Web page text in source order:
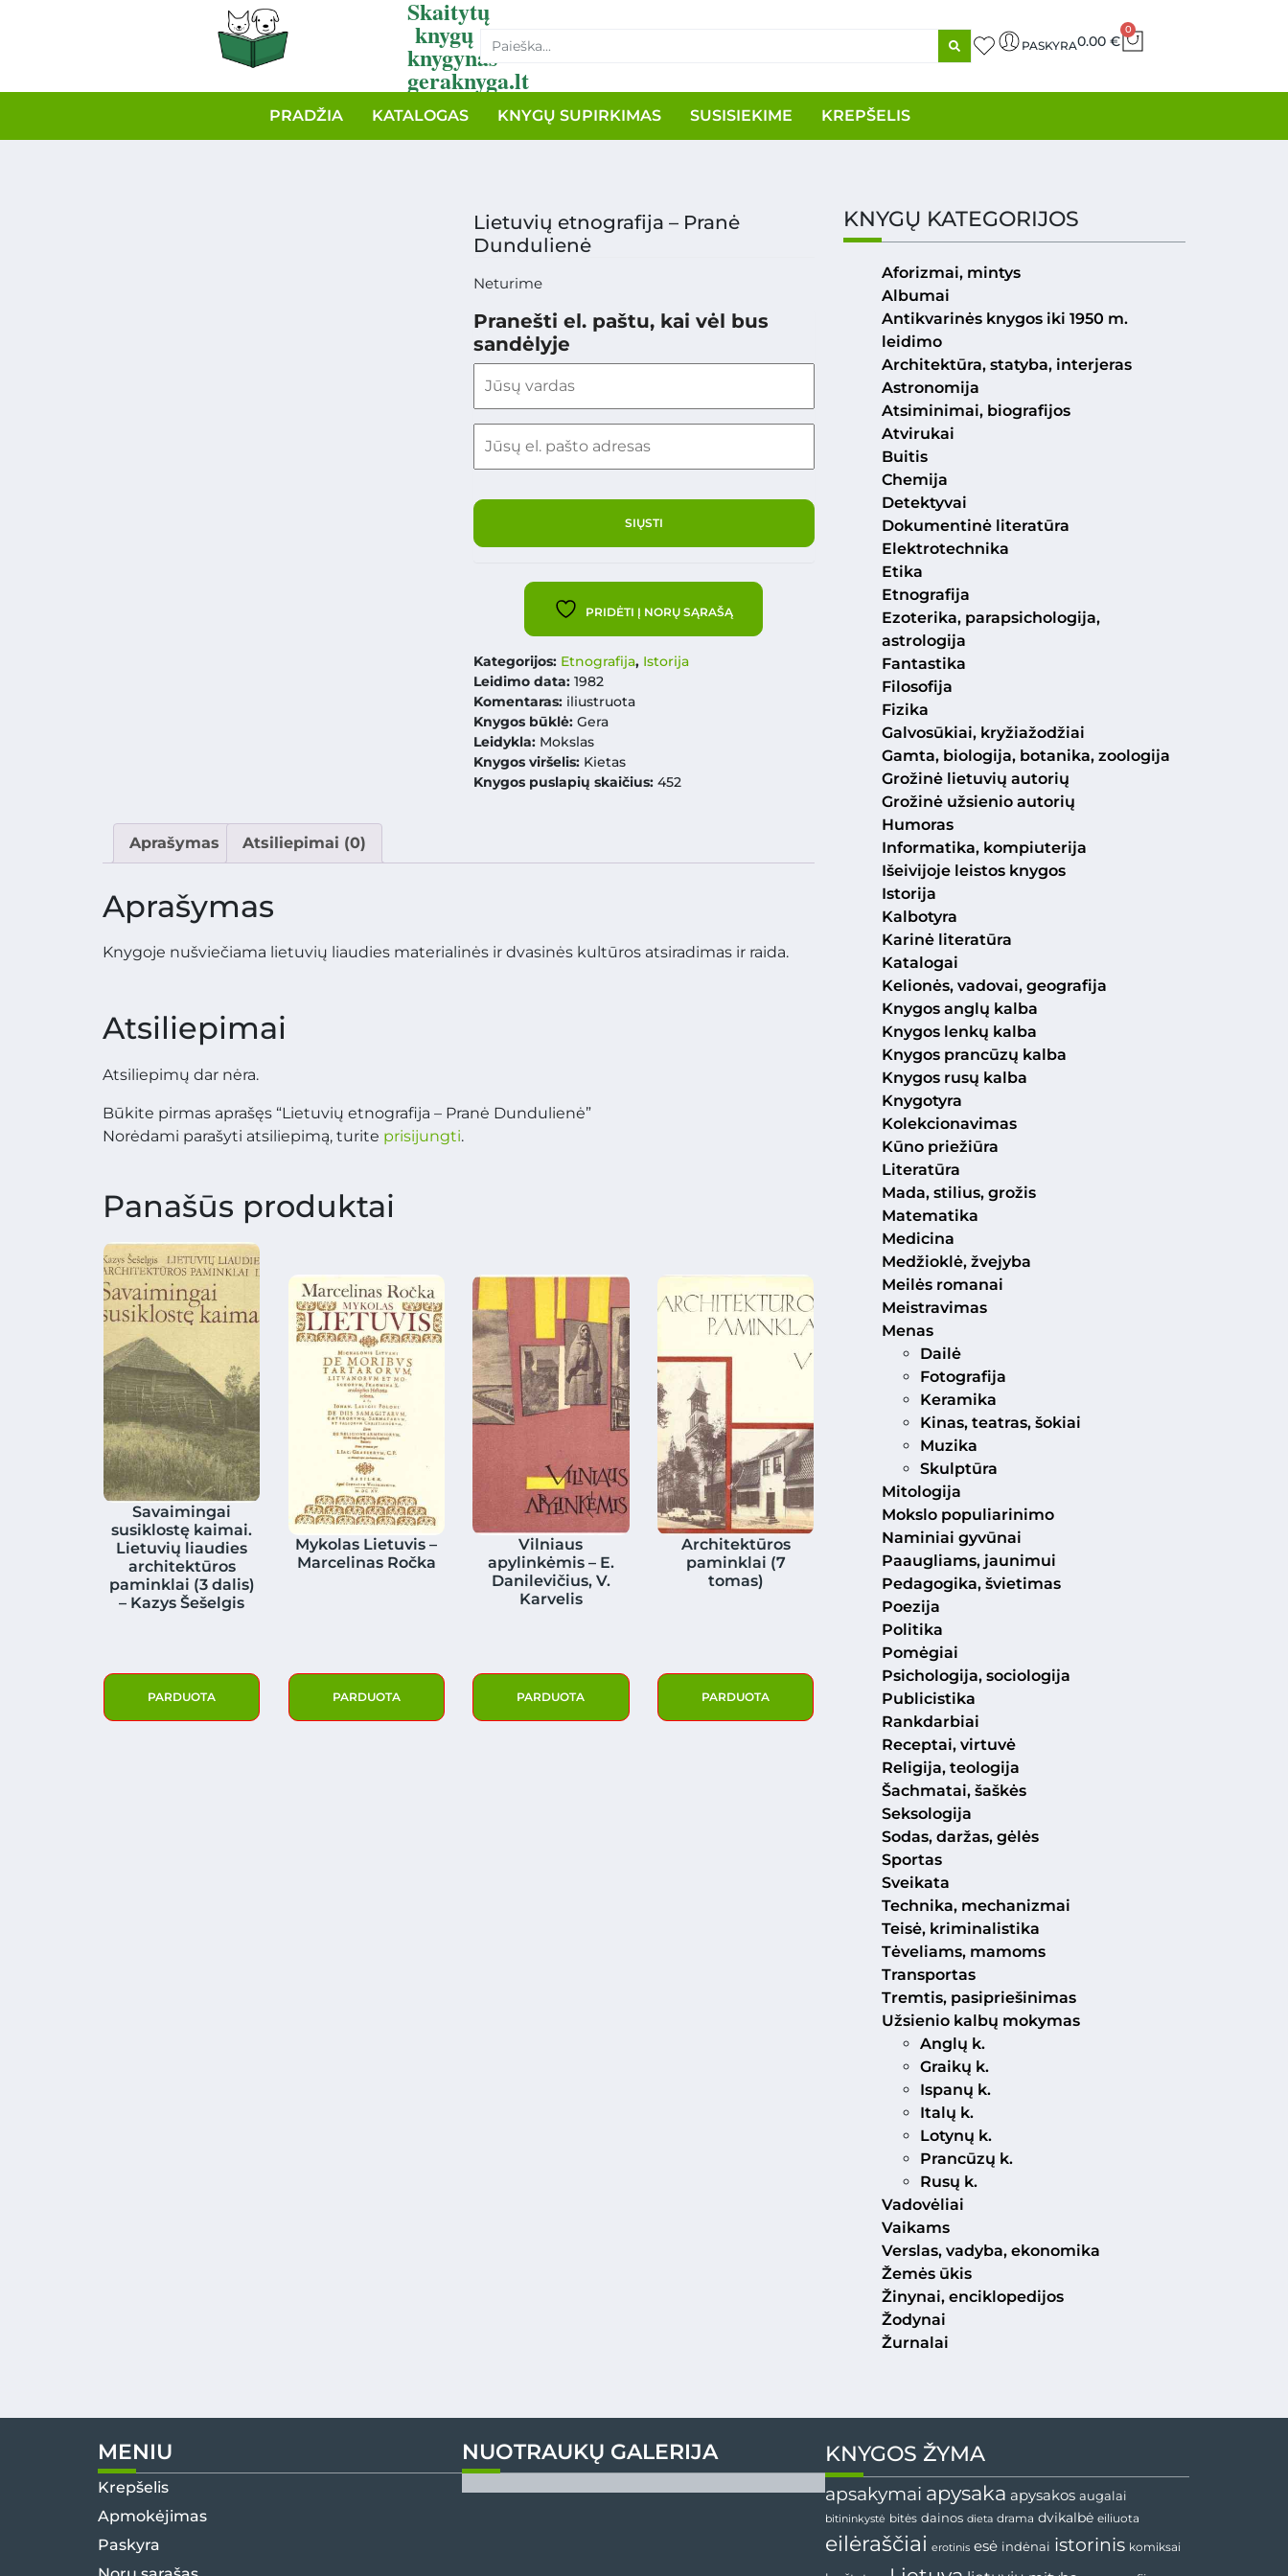
Skaitytų
knygų
knygynas
geraknyga.lt
PASKYRA0.00 €
0
PRADŽIA KATALOGAS KNYGŲ SUPIRKIMAS SUSISIEKIME KREPŠELIS
Lietuvių etnografija – Pranė
Dundulienė
Neturime
Pranešti el. paštu, kai vėl bus
sandėlyje
PRIDĖTI Į NORŲ SĄRAŠĄ
Kategorijos: Etnografija, Istorija
Leidimo data:1982
Komentaras: iliustruota
Knygos būklė: Gera
Leidykla:Mokslas
Knygos viršelis: Kietas
Knygos puslapių skaičius: 452
Aprašymas Atsiliepimai (0)
Aprašymas
Knygoje nušviečiama lietuvių liaudies materialinės ir dvasinės kultūros atsiradimas ir raida.
Atsiliepimai
Atsiliepimų dar nėra.
Būkite pirmas aprašęs “Lietuvių etnografija – Pranė Dundulienė”
Norėdami parašyti atsiliepimą, turite prisijungti.
Panašūs produktai
Savaimingai
susiklostę kaimai.
Lietuvių liaudies
architektūros
paminklai (3 dalis)
– Kazys Šešelgis
PARDUOTA
Mykolas Lietuvis –
Marcelinas Ročka
PARDUOTA
Vilniaus
apylinkėmis – E.
Danilevičius, V.
Karvelis
PARDUOTA
Architektūros
paminklai (7
tomas)
PARDUOTA
KNYGŲ KATEGORIJOS
Aforizmai, mintys
Albumai
Antikvarinės knygos iki 1950 m.
leidimo
Architektūra, statyba, interjeras
Astronomija
Atsiminimai, biografijos
Atvirukai
Buitis
Chemija
Detektyvai
Dokumentinė literatūra
Elektrotechnika
Etika
Etnografija
Ezoterika, parapsichologija,
astrologija
Fantastika
Filosofija
Fizika
Galvosūkiai, kryžiažodžiai
Gamta, biologija, botanika, zoologija
Grožinė lietuvių autorių
Grožinė užsienio autorių
Humoras
Informatika, kompiuterija
Išeivijoje leistos knygos
Istorija
Kalbotyra
Karinė literatūra
Katalogai
Kelionės, vadovai, geografija
Knygos anglų kalba
Knygos lenkų kalba
Knygos prancūzų kalba
Knygos rusų kalba
Knygotyra
Kolekcionavimas
Kūno priežiūra
Literatūra
Mada, stilius, grožis
Matematika
Medicina
Medžioklė, žvejyba
Meilės romanai
Meistravimas
Menas
Dailė
Fotografija
Keramika
Kinas, teatras, šokiai
Muzika
Skulptūra
Mitologija
Mokslo populiarinimo
Naminiai gyvūnai
Paaugliams, jaunimui
Pedagogika, švietimas
Poezija
Politika
Pomėgiai
Psichologija, sociologija
Publicistika
Rankdarbiai
Receptai, virtuvė
Religija, teologija
Šachmatai, šaškės
Seksologija
Sodas, daržas, gėlės
Sportas
Sveikata
Technika, mechanizmai
Teisė, kriminalistika
Tėveliams, mamoms
Transportas
Tremtis, pasipriešinimas
Užsienio kalbų mokymas
Anglų k.
Graikų k.
Ispanų k.
Italų k.
Lotynų k.
Prancūzų k.
Rusų k.
Vadovėliai
Vaikams
Verslas, vadyba, ekonomika
Žemės ūkis
Žinynai, enciklopedijos
Žodynai
Žurnalai
MENIU
Krepšelis
Apmokėjimas
Paskyra
NUOTRAUKŲ GALERIJA KNYGOS ŽYMA
apsakymai apysaka apysakos augalai
bitininkystė bitės dainos dieta drama dvikalbė eiliuota
eilėraščiai erotinis esė indėnai istorinis komiksai